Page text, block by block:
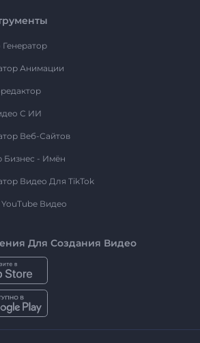
Анимации
С ИИ
Веб-Сайтов
Бизнес - Имён
Видео Для TikTok
Видео
Для Создания Видео